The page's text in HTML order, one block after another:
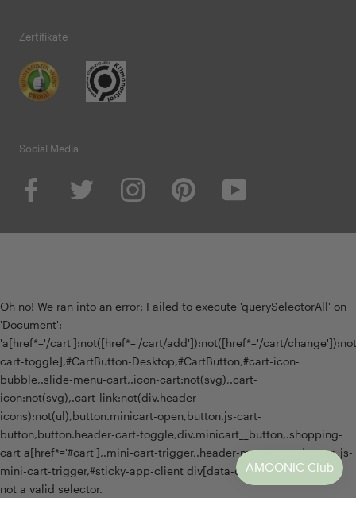
Zertifikate
Social Media
Oh no! We ran into an error: Failed to execute 'querySelectorAll' on
'Document':
'a[href*='/cart']:not([href*='/cart/add']):not([href*='/cart/
cart-toggle],#CartButton-Desktop,#CartButton,#cart-icon-
bubble,.slide-menu-cart,.icon-cart:not(svg),.cart-
icon:not(svg),.cart-link:not(div.header-
icons):not(ul),button.minicart-open,button.js-cart-
button,button.header-cart-toggle,div.minicart__button,.shopping-
cart a[href*='#cart'],.mini-cart-trigger,.header-menu-cart-drawer,.js-
mini-cart-trigger,#sticky-app-client div[data-cl='sticky-button']' is
not a valid selector.